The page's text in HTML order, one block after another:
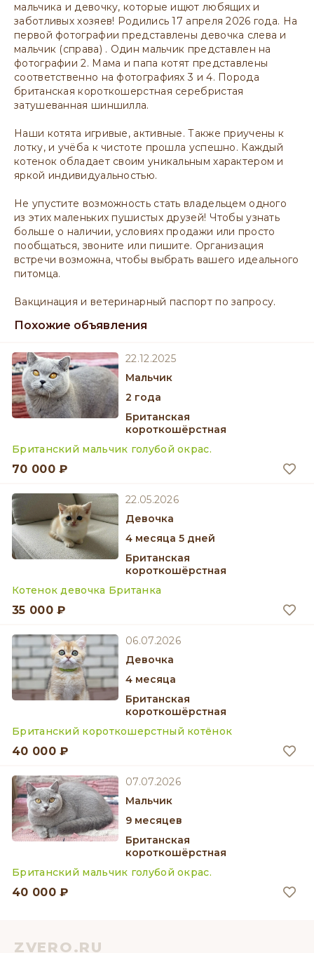
мальчика и девочку, которые ищют любящих и
заботливых хозяев! Родились 17 апреля 2026 года. На
первой фотографии представлены девочка слева и
мальчик (справа) . Один мальчик представлен на
фотографии 2. Мама и папа котят представлены
соответственно на фотографиях 3 и 4. Порода
британская короткошерстная серебристая
затушеванная шиншилла.
Наши котята игривые, активные. Также приучены к
лотку, и учёба к чистоте прошла успешно. Каждый
котенок обладает своим уникальным характером и
яркой индивидуальностью.
Не упустите возможность стать владельцем одного
из этих маленьких пушистых друзей! Чтобы узнать
больше о наличии, условиях продажи или просто
пообщаться, звоните или пишите. Организация
встречи возможна, чтобы выбрать вашего идеального
питомца.
Вакцинация и ветеринарный паспорт по запросу.
Похожие объявления
22.12.2025
мальчик
2 года
Британская
короткошёрстная
Британский мальчик голубой окрас.
70 000 ₽
22.05.2026
девочка
4 месяца 5 дней
Британская
короткошёрстная
Котенок девочка Британка
35 000 ₽
06.07.2026
девочка
4 месяца
Британская
короткошёрстная
Британский короткошерстный котёнок
40 000 ₽
07.07.2026
мальчик
9 месяцев
Британская
короткошёрстная
Британский мальчик голубой окрас.
40 000 ₽
ZVERO.RU